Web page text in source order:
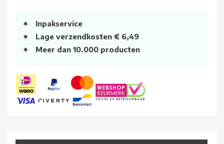
Inpakservice
Lage verzendkosten € 6,49
Meer dan 10.000 producten